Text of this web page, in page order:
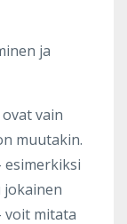
ja
vain
muutakin.
jokainen
voit mitata